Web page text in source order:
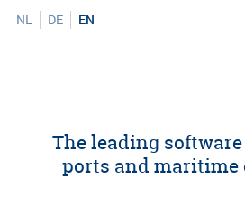
NL DE EN
The leading
ports and maritime